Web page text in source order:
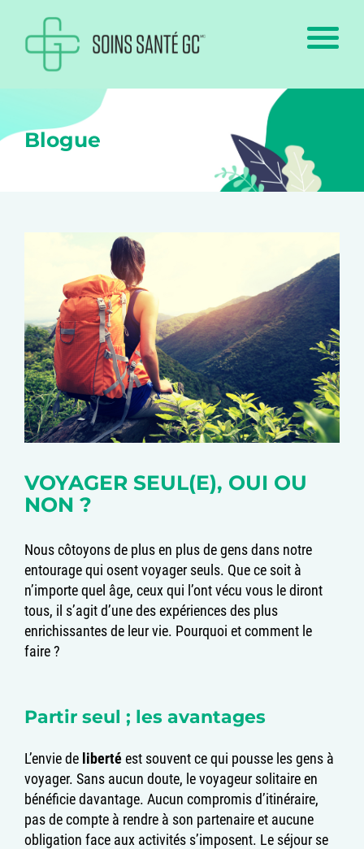
Blogue
VOYAGER SEUL(E), OUI OU
NON ?
Nous côtoyons de plus en plus de gens dans notre
entourage qui osent voyager seuls. Que ce soit à
n’importe quel âge, ceux qui l’ont vécu vous le diront
tous, il s’agit d’une des expériences des plus
enrichissantes de leur vie. Pourquoi et comment le
faire ?
Partir seul ; les avantages
L’envie de libertéest souvent ce qui pousse les gens à
voyager. Sans aucun doute, le voyageur solitaire en
bénéficie davantage. Aucun compromis d’itinéraire,
pas de compte à rendre à son partenaire et aucune
obligation face aux activités s’imposent. Le séjour se